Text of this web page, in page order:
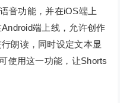
音功能，并在iOS端上
端上线，允许创作
朗读，同时设定文本显
使用这一功能，让Shorts